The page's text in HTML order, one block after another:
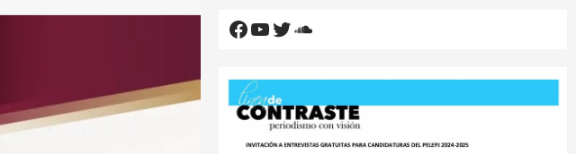
Facebook
YouTube
Twitter
SoundCloud